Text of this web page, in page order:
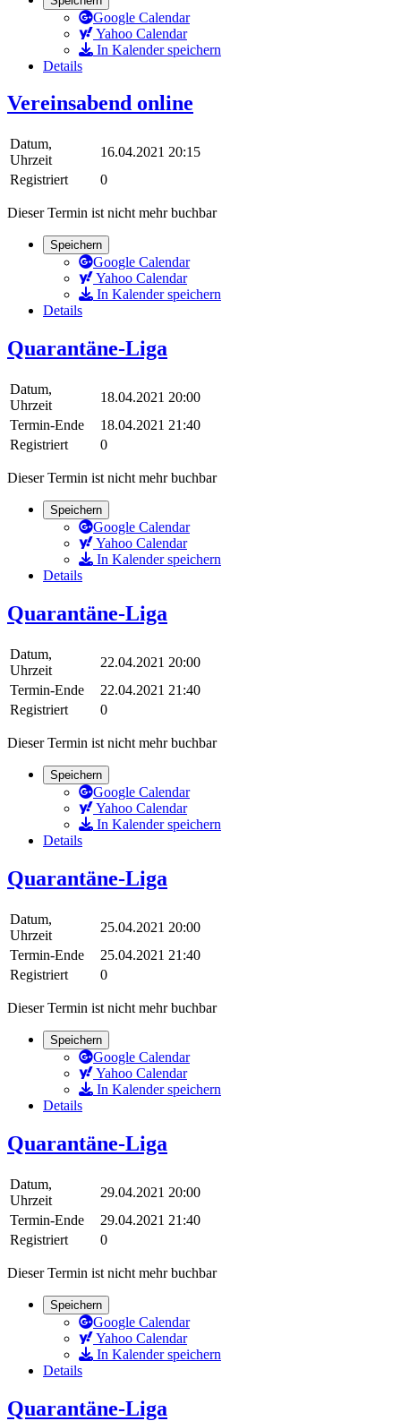
Google Calendar
Yahoo Calendar
In Kalender speichern
Details
Vereinsabend online
Datum,
Uhrzeit
16.04.2021 20:15
Registriert
0
Dieser Termin ist nicht mehr buchbar
Speichern
Google Calendar
Yahoo Calendar
In Kalender speichern
Details
Quarantäne-Liga
Datum,
Uhrzeit
18.04.2021 20:00
Termin-Ende
18.04.2021 21:40
Registriert
0
Dieser Termin ist nicht mehr buchbar
Speichern
Google Calendar
Yahoo Calendar
In Kalender speichern
Details
Quarantäne-Liga
Datum,
Uhrzeit
22.04.2021 20:00
Termin-Ende
22.04.2021 21:40
Registriert
0
Dieser Termin ist nicht mehr buchbar
Speichern
Google Calendar
Yahoo Calendar
In Kalender speichern
Details
Quarantäne-Liga
Datum,
Uhrzeit
25.04.2021 20:00
Termin-Ende
25.04.2021 21:40
Registriert
0
Dieser Termin ist nicht mehr buchbar
Speichern
Google Calendar
Yahoo Calendar
In Kalender speichern
Details
Quarantäne-Liga
Datum,
Uhrzeit
29.04.2021 20:00
Termin-Ende
29.04.2021 21:40
Registriert
0
Dieser Termin ist nicht mehr buchbar
Speichern
Google Calendar
Yahoo Calendar
In Kalender speichern
Details
Quarantäne-Liga